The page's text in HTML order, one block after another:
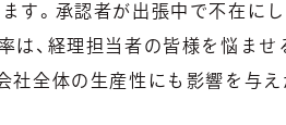
す。承認者が出張中で不在に
は、経理担当者の皆様を悩ま
社全体の生産性にも影響を与え